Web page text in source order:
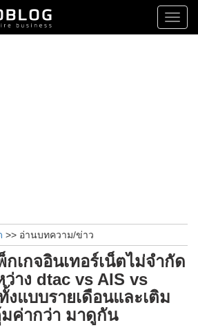
>> อ่านบทความ/ข่าว
กเกจอินเทอร์เน็ตไม่จำกัด
าง dtac vs AIS vs
งแบบรายเดือนและเติม
ค่ากว่า มาดูกัน